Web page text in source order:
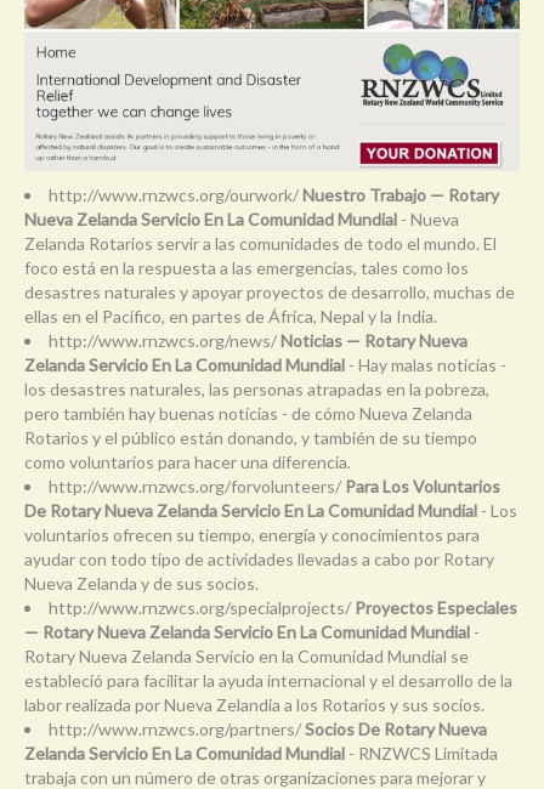
http://www.rnzwcs.org/ourwork/Nuestro Trabajo — Rotary
Nueva Zelanda Servicio En La Comunidad Mundial - Nueva
Zelanda Rotarios servir a las comunidades de todo el mundo. El
foco está en la respuesta a las emergencias, tales como los
desastres naturales y apoyar proyectos de desarrollo, muchas de
ellas en el Pacífico, en partes de África, Nepal y la India.
http://www.rnzwcs.org/news/Noticias — Rotary Nueva
Zelanda Servicio En La Comunidad Mundial - Hay malas noticias -
los desastres naturales, las personas atrapadas en la pobreza,
pero también hay buenas noticias - de cómo Nueva Zelanda
Rotarios y el público están donando, y también de su tiempo
como voluntarios para hacer una diferencia.
http://www.rnzwcs.org/forvolunteers/ Para Los Voluntarios
De Rotary Nueva Zelanda Servicio En La Comunidad Mundial - Los
voluntarios ofrecen su tiempo, energía y conocimientos para
ayudar con todo tipo de actividades llevadas a cabo por Rotary
Nueva Zelanda y de sus socios.
http://www.rnzwcs.org/specialprojects/ Proyectos Especiales
— Rotary Nueva Zelanda Servicio En La Comunidad Mundial -
Rotary Nueva Zelanda Servicio en la Comunidad Mundial se
estableció para facilitar la ayuda internacional y el desarrollo de la
labor realizada por Nueva Zelandia a los Rotarios y sus socios.
http://www.rnzwcs.org/partners/Socios De Rotary Nueva
Zelanda Servicio En La Comunidad Mundial - RNZWCS Limitada
trabaja con un número de otras organizaciones para mejorar y